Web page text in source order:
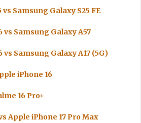
Samsung Galaxy S25 FE
vs Samsung Galaxy A57
vs Samsung Galaxy A17 (5G)
iPhone 16
16 Pro+
Apple iPhone 17 Pro Max